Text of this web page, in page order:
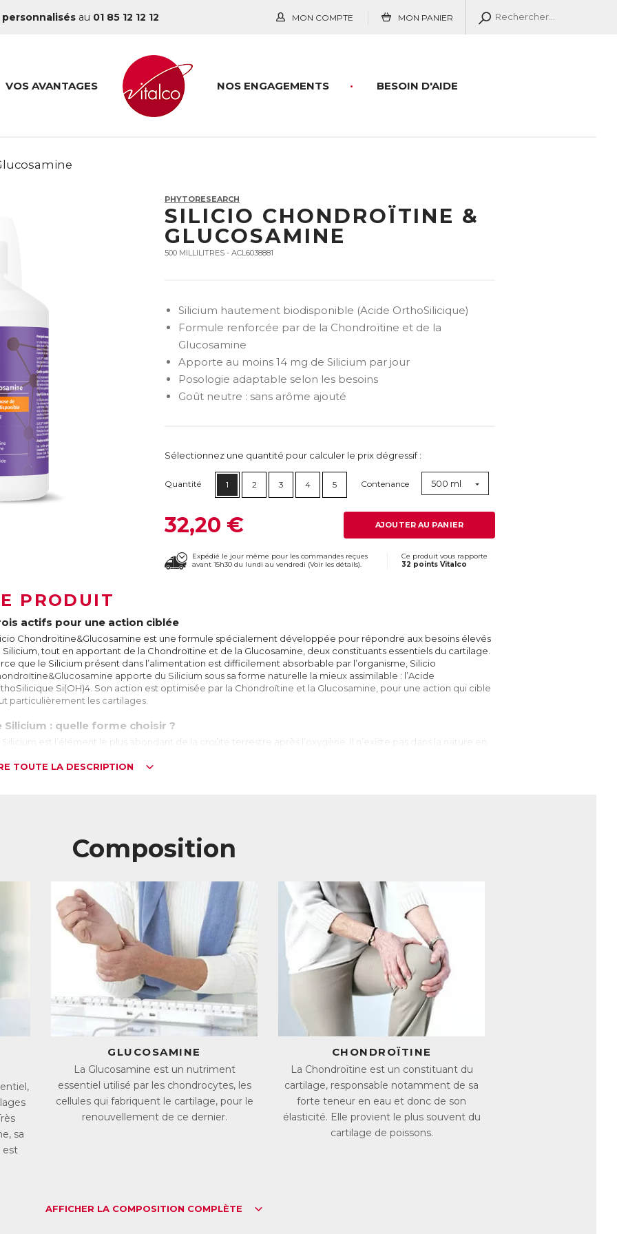
au 01 85 12 12 12 MON COMPTE MON PANIER
VOS AVANTAGES BESOIN D'AIDE
NOS ENGAGEMENTS
PHYTORESEARCH
SILICIO CHONDROÏTINE &
GLUCOSAMINE
500 MILLILITRES - ACL6038881
Silicium hautement biodisponible (Acide OrthoSilicique)
Formule renforcée par de la Chondroïtine et de la
Glucosamine
Apporte au moins 14 mg de Silicium par jour
Posologie adaptable selon les besoins
Goût neutre : sans arôme ajouté
Sélectionnez une quantité pour calculer le prix dégressif :
Quantité 1 2 3 4 5 Contenance 500 ml
32,20 € AJOUTER AU PANIER
Expédié le jour même pour les commandes reçues
avant 15h30 du lundi au vendredi (Voir les détails).
Ce produit vous rapporte
32 points Vitalco
PRODUIT
actifs pour une action ciblée
Chondroïtine&Glucosamine est une formule spécialement développée pour répondre aux besoins élevés
Silicium, tout en apportant de la Chondroïtine et de la Glucosamine, deux constituants essentiels du cartilage.
que le Silicium présent dans l’alimentation est difficilement absorbable par l’organisme, Silicio
apporte du Silicium sous sa forme naturelle la mieux assimilable : l’Acide
Si(OH)4. Son action est optimisée par la Chondroïtine et la Glucosamine, pour une action qui cible
particulièrement les cartilages.
Silicium : quelle forme choisir ?
Silicium est l’élément le plus abondant de la croûte terrestre après l’oxygène. Il n’existe pas dans la nature en
dans le sable ou le quartz par exemple.
reconstituer ses réserves. En effet sous forme de silice, le Silicium n’est que très peu absorbable par le corps
n’étant pas soluble dans l’eau.
pour cela les différentes formes de Silicium qui existent :
ou silice : cette forme n’est que très peu soluble dans l’eau, d’où son assimilation minime par le corps
orthosilicique ou OSA : il s’agit de la forme soluble du Silicium, elle est naturellement présente dans
eaux et est très bien assimilée par l’organisme
colloïdal : c’est la forme de Silicium que l’on trouve dans les plantes ; il s’agit de SiO2 en suspension et
petite proportion d’OSA ; il s’agit donc d’un Silicium peu absorbable
organique ou MMST : il s’agit d’une forme soluble de Silicium qui a été obtenue par un procédé
; si elle est absorbable, elle n’est cependant pas naturelle
forme naturelle la mieux absorbée et la plus active est donc l’ Acide Orthosilicique
(ou OSA). Elle a d’ailleurs
l’objet de nombreuses études scientifiques qui ont confirmé son assimilation supérieure.
pourquoi le Silicium contenu dans Silicio Chondroïtine & Glucosamine est sous forme d’Acide
concentré de manière optimale afin de garantir un apport naturel de Silicium qui
aux besoins de l’organisme.
et Glucosamine : les briques qui forment le cartilage
Chondroïtine et la Glucosamine sont des éléments essentiels au renouvellement du cartilage. En effet la
est responsable de la forte teneur en eau du cartilage, ce qui lui permet de rester élastique et de
efficacement les articulations. La Glucosamine est un nutriment utilisé par les chondrocytes, les cellules
fabriquent le cartilage, pour le reconstruire.
TOUTE LA DESCRIPTION
Composition
sa
est
GLUCOSAMINE
La Glucosamine est un nutriment
essentiel utilisé par les chondrocytes, les
cellules qui fabriquent le cartilage, pour le
renouvellement de ce dernier.
CHONDROÏTINE
La Chondroïtine est un constituant du
cartilage, responsable notamment de sa
forte teneur en eau et donc de son
élasticité. Elle provient le plus souvent du
cartilage de poissons.
AFFICHER LA COMPOSITION COMPLÈTE